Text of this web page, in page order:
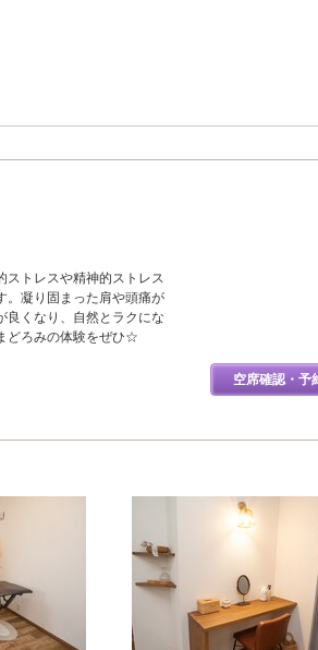
ストレスや精神的ストレス
。凝り固まった肩や頭痛が
良くなり、自然とラクにな
どろみの体験をぜひ☆
空席確認・予